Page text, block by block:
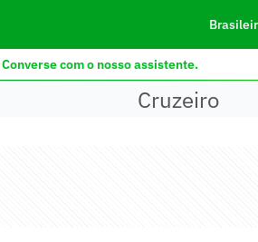
Converse com o nosso assistente.
Cruzeiro